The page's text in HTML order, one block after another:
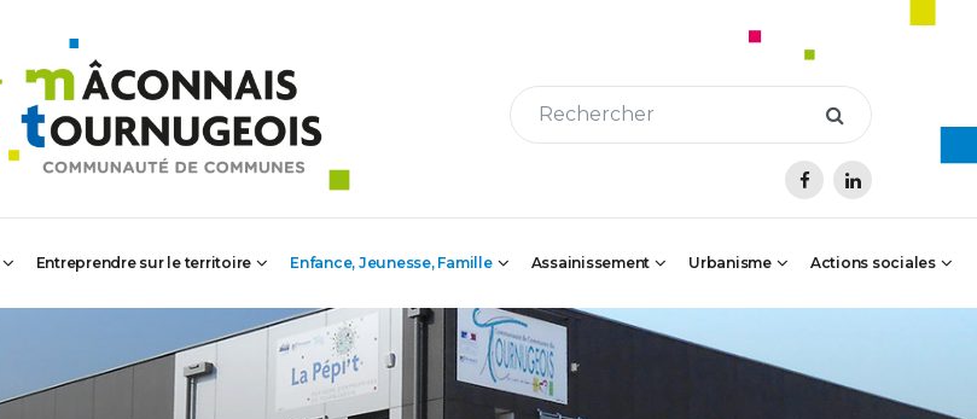
Entreprendre sur le territoire Enfance, Jeunesse, Famille Assainissement Urbanisme Actions sociales